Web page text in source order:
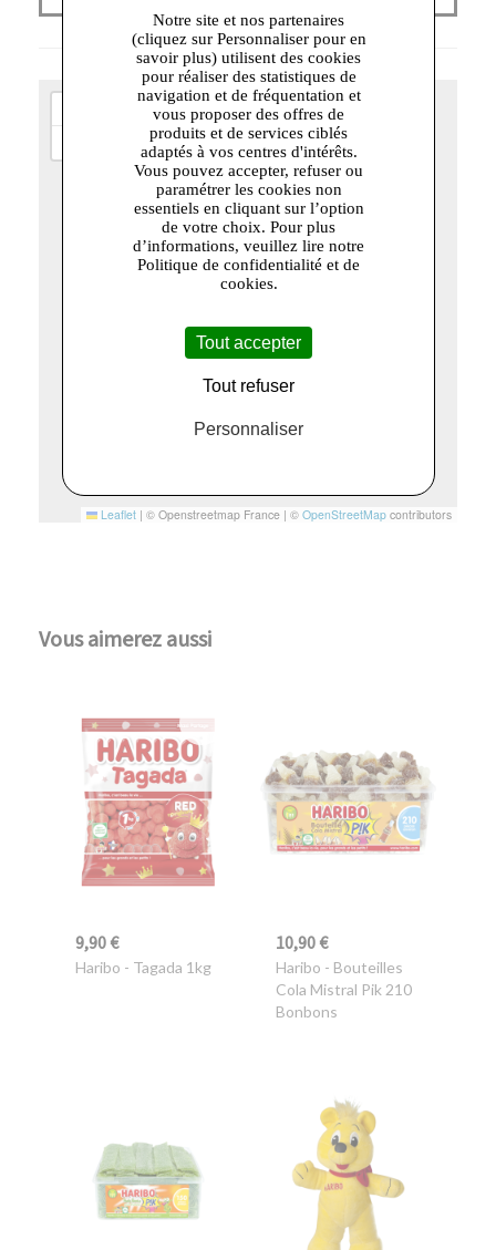
Leaflet | © Openstreetmap France | © OpenStreetMap contributors
Vous aimerez aussi
9,90 €
Haribo - Tagada 1kg
10,90 €
Haribo - Bouteilles
Cola Mistral Pik 210
Bonbons
Notre site et nos partenaires
(cliquez sur Personnaliser pour en
savoir plus) utilisent des cookies
pour réaliser des statistiques de
navigation et de fréquentation et
vous proposer des offres de
produits et de services ciblés
adaptés à vos centres d'intérêts.
Vous pouvez accepter, refuser ou
paramétrer les cookies non
essentiels en cliquant sur l’option
de votre choix. Pour plus
d’informations, veuillez lire notre
Politique de confidentialité et de
cookies.
Tout accepter
Tout refuser
Personnaliser